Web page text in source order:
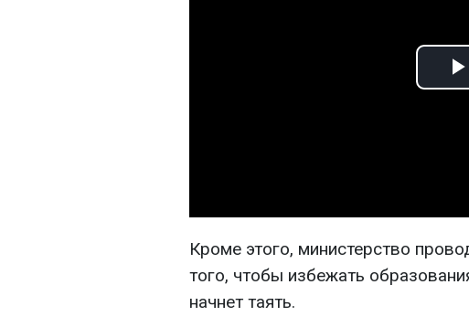
Кроме этого, министерство
того, чтобы избежать
начнет таять.